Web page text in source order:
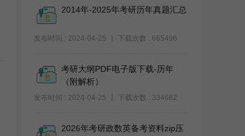
2014年-2025年考研历年真题汇总
发布时间 : 2024-04-25 下载次数 : 665496
考研大纲PDF电子版下载-历年
（附解析）
发布时间 : 2024-04-25 下载次数 : 334682
2026年考研政数英备考资料zip压